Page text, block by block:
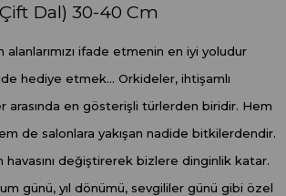
Dal) 30-40 Cm
alanlarımızı ifade etmenin en iyi yoludur
hediye etmek... Orkideler, ihtişamlı
arasında en gösterişli türlerden biridir. Hem
de salonlara yakışan nadide bitkilerdendir.
havasını değiştirerek bizlere dinginlik katar.
günü, yıl dönümü, sevgililer günü gibi özel